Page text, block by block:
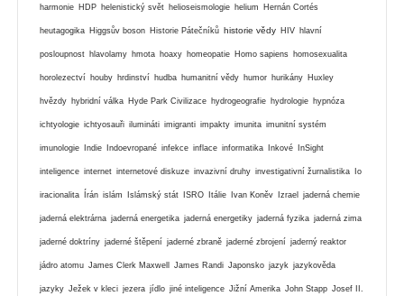
harmonie HDP helenistický svět helioseismologie helium Hernán Cortés
heutagogika Higgsův boson Historie Pátečníků historie vědy HIV hlavní
posloupnost hlavolamy hmota hoaxy homeopatie Homo sapiens homosexualita
horolezectví houby hrdinství hudba humanitní vědy humor hurikány Huxley
hvězdy hybridní válka Hyde Park Civilizace hydrogeografie hydrologie hypnóza
ichtyologie ichtyosauři ilumináti imigranti impakty imunita imunitní systém
imunologie Indie Indoevropané infekce inflace informatika Inkové InSight
inteligence internet internetové diskuze invazivní druhy investigativní žurnalistika Io
iracionalita Írán islám Islámský stát ISRO Itálie Ivan Koněv Izrael jaderná chemie
jaderná elektrárna jaderná energetika jaderná energetiky jaderná fyzika jaderná zima
jaderné doktríny jaderné štěpení jaderné zbraně jaderné zbrojení jaderný reaktor
jádro atomu James Clerk Maxwell James Randi Japonsko jazyk jazykověda
jazyky Ježek v kleci jezera jídlo jiné inteligence Jižní Amerika John Stapp Josef II.